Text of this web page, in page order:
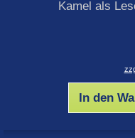
Kamel als
In den